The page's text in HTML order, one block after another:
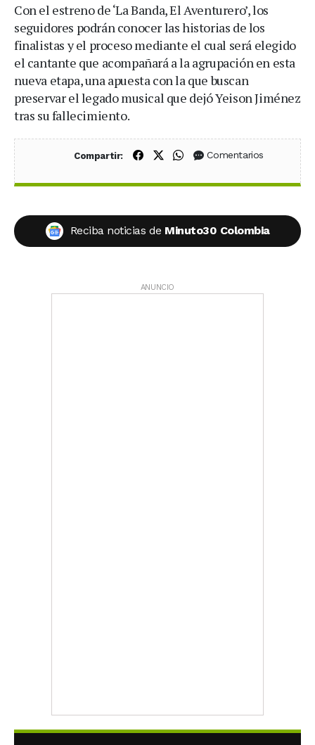
Con el estreno de ‘La Banda, El Aventurero’, los
seguidores podrán conocer las historias de los
finalistas y el proceso mediante el cual será elegido
el cantante que acompañará a la agrupación en esta
nueva etapa, una apuesta con la que buscan
preservar el legado musical que dejó Yeison Jiménez
tras su fallecimiento.
Compartir: Compartir en Facebook
Compartir en X (Twitter)
Compartir en WhatsApp
Comentarios
Reciba noticias de Minuto30 Colombia
ANUNCIO